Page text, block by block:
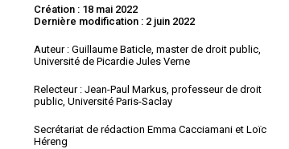
Création : 18 mai 2022
Dernière modification : 2 juin 2022
Auteur : Guillaume Baticle, master de droit public,
Université de Picardie Jules Verne
Relecteur : Jean-Paul Markus, professeur de droit
public, Université Paris-Saclay
Secrétariat de rédaction Emma Cacciamani et Loïc
Héreng